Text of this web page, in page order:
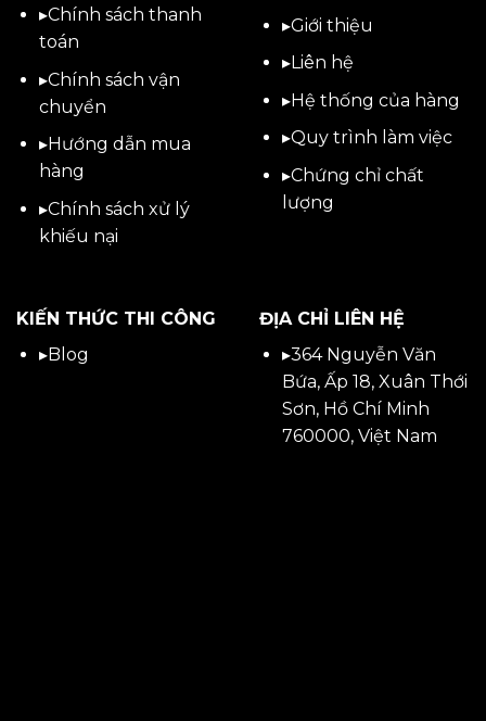
▸Chính sách thanh
toán
▸Chính sách vận
chuyển
▸Hướng dẫn mua
hàng
▸Chính sách xử lý
khiếu nại
▸Giới thiệu
▸Liên hệ
▸Hệ thống của hàng
▸Quy trình làm việc
▸Chứng chỉ chất
lượng
KIẾN THỨC THI CÔNG
▸Blog
ĐỊA CHỈ LIÊN HỆ
▸364 Nguyễn Văn
Bứa, Ấp 18, Xuân Thới
Sơn, Hồ Chí Minh
760000, Việt Nam